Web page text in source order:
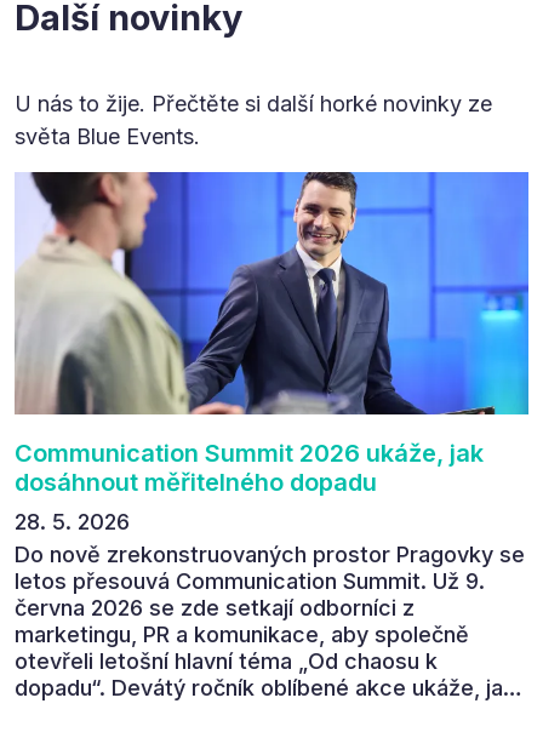
Další novinky
U nás to žije. Přečtěte si další horké novinky ze
světa Blue Events.
Communication Summit 2026 ukáže, jak
dosáhnout měřitelného dopadu
28. 5. 2026
Do nově zrekonstruovaných prostor Pragovky se
letos přesouvá Communication Summit. Už 9.
června 2026 se zde setkají odborníci z
marketingu, PR a komunikace, aby společně
otevřeli letošní hlavní téma „Od chaosu k
dopadu“. Devátý ročník oblíbené akce ukáže, jak